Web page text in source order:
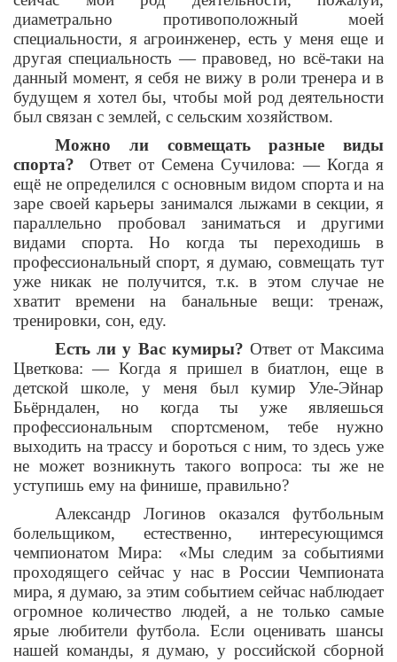
диаметрально противоположный моей
специальности, я агроинженер, есть у меня еще и
другая специальность — правовед, но всё-таки на
данный момент, я себя не вижу в роли тренера и в
будущем я хотел бы, чтобы мой род деятельности
был связан с землей, с сельским хозяйством.
Можно ли совмещать разные виды
спорта? Ответ от Семена Сучилова: — Когда я
ещё не определился с основным видом спорта и на
заре своей карьеры занимался лыжами в секции, я
параллельно пробовал заниматься и другими
видами спорта. Но когда ты переходишь в
профессиональный спорт, я думаю, совмещать тут
уже никак не получится, т.к. в этом случае не
хватит времени на банальные вещи: тренаж,
тренировки, сон, еду.
Есть ли у Вас кумиры? Ответ от Максима
Цветкова: — Когда я пришел в биатлон, еще в
детской школе, у меня был кумир Уле-Эйнар
Бьёрндален, но когда ты уже являешься
профессиональным спортсменом, тебе нужно
выходить на трассу и бороться с ним, то здесь уже
не может возникнуть такого вопроса: ты же не
уступишь ему на финише, правильно?
Александр Логинов оказался футбольным
болельщиком, естественно, интересующимся
чемпионатом Мира: «Мы следим за событиями
проходящего сейчас у нас в России Чемпионата
мира, я думаю, за этим событием сейчас наблюдает
огромное количество людей, а не только самые
ярые любители футбола. Если оценивать шансы
нашей команды, я думаю, у российской сборной